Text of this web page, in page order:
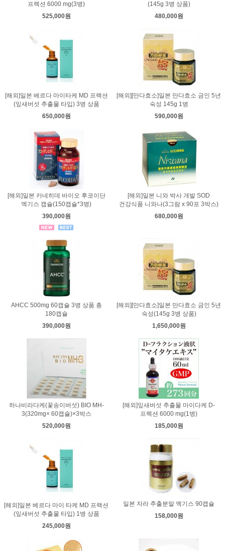
프렉션 6000 mg(3병)
525,000원
(145g 3병 상품)
480,000원
[해외]일본 베르다 마이타케 MD 프랙션
(잎새버섯 추출물 타입) 3병 상품
650,000원
[해외][만다효소]일본 만다효소 금인 5년
숙성 145g 1병
590,000원
[해외]일본 카네히데 바이오 후코이단
엑기스 캡슐(150캡슐*3병)
390,000원
[해외]일본 니와 박사 개발 SOD
건강식품 니와나(3그람 x 90포 3박스)
680,000원
AHCC 500mg 60캡슐 3병 상품 총
180캡슐
390,000원
[해외][만다효소]일본 만다효소 금인 5년
숙성(145g 3병 상품)
1,650,000원
하나비라다케(꽃송이버섯) BIO MH-
3(320mg× 60캡슐)×3박스
520,000원
[해외]잎새버섯 추출물 마이다케 D-
프렉션 6000 mg(1병)
185,000원
[해외]일본 베르다 마이 타케 MD 프랙션
(잎새버섯 추출물 타입) 1병 상품
245,000원
일본 자라 추출분말 엑기스 90캡슐
158,000원